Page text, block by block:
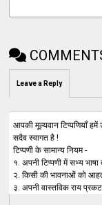
Leave a Reply
आपकी मूल्यवान टिप्पणियाँ
सदैव स्वागत है !
टिप्पणी के सामान्य नियम -
१. अपनी टिप्पणी में सभ्य
२. किसी की भावनाओं को
३. अपनी वास्तविक राय